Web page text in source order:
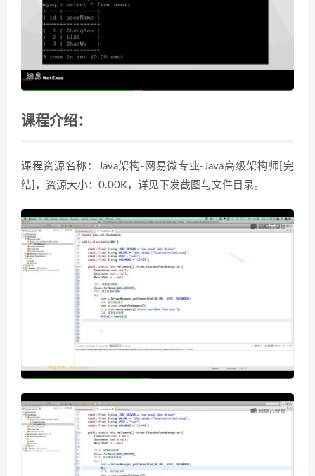
课程介绍：
课程资源名称：Java架构-网易微专业-Java高级架构师[完
结]，资源大小：0.00K，详见下发截图与文件目录。